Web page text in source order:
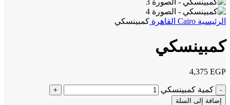
الرئيسية Cairo القاهرة كمبينسكي
كمبينسكي
4,375 EGP
كمية كمبينسكي
إضافة إلى السلة